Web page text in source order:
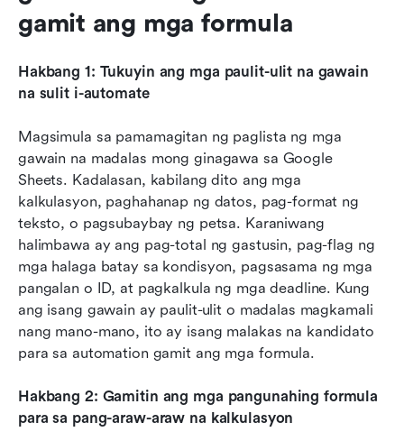
gamit ang mga formula
Hakbang 1: Tukuyin ang mga paulit-ulit na gawain
na sulit i-automate
Magsimula sa pamamagitan ng paglista ng mga
gawain na madalas mong ginagawa sa Google
Sheets. Kadalasan, kabilang dito ang mga
kalkulasyon, paghahanap ng datos, pag-format ng
teksto, o pagsubaybay ng petsa. Karaniwang
halimbawa ay ang pag-total ng gastusin, pag-flag ng
mga halaga batay sa kondisyon, pagsasama ng mga
pangalan o ID, at pagkalkula ng mga deadline. Kung
ang isang gawain ay paulit-ulit o madalas magkamali
nang mano-mano, ito ay isang malakas na kandidato
para sa automation gamit ang mga formula.
Hakbang 2: Gamitin ang mga pangunahing formula
para sa pang-araw-araw na kalkulasyon